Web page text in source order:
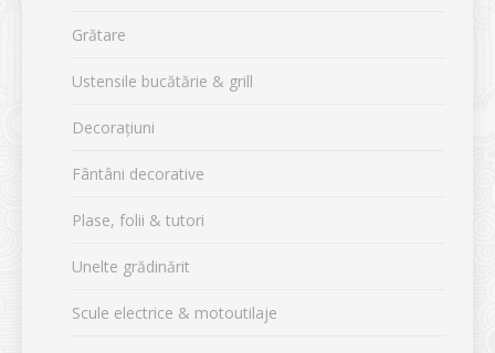
Grătare
Ustensile bucătărie & grill
Decorațiuni
Fântâni decorative
Plase, folii & tutori
Unelte grădinărit
Scule electrice & motoutilaje